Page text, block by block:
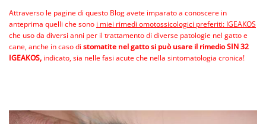
Attraverso le pagine di questo Blog avete imparato a conoscere in
anteprima quelli che sono i miei rimedi omotossicologici preferiti: IGEAKOS
che uso da diversi anni per il trattamento di diverse patologie nel gatto e
cane, anche in caso di stomatite nel gatto si può usare il rimedio SIN 32
IGEAKOS, indicato, sia nelle fasi acute che nella sintomatologia cronica!